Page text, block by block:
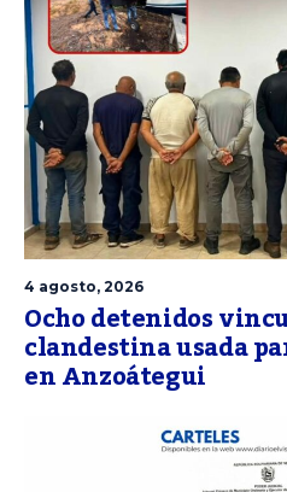
4 agosto, 2026
Ocho detenidos
clandestina usada
en Anzoátegui